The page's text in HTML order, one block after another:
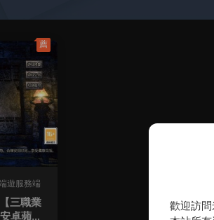
遊服務端
三職業
卓蘋果
薦
歡迎訪